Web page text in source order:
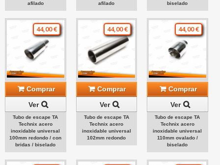
afilado
afilado
biselado
44,00 €
Comprar
Ver
Tubo de escape TA
Technix acero
inoxidable universal
100mm redondo / con
bridas / biselado
44,00 €
Comprar
Ver
Tubo de escape TA
Technix acero
inoxidable universal
102mm redondo
44,00 €
Comprar
Ver
Tubo de escape TA
Technix acero
inoxidable universal
110mm ovalado /
biselado